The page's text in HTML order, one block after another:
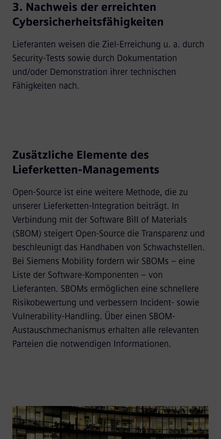
3. Nachweis der erreichten
Cybersicherheitsfähigkeiten
Lieferanten weisen die Ziel-Erreichung u. a. durch
Security-Tests sowie durch Dokumentation
und/oder Demonstration ihrer technischen
Fähigkeiten nach.
Zusätzliche Elemente des
Lieferketten-Managements
Open-Source ist eine weitere Methode, die zu
unserer Lieferketten-Integration beiträgt. In
Verbindung mit der Software Bill of Materials
(SBOM) steigert Open-Source die Transparenz und
beschleunigt das Handhaben von Schwachstellen.
Bei Siemens Mobility fordern wir SBOMs – eine
Liste der Software-Komponenten – von
Lieferanten. SBOMs ermöglichen eine schnellere
Risikobewertung und verbessern Incident- sowie
Vulnerability-Handling. Über einen SBOM-
Austauschmechanismus erhalten alle relevanten
Parteien die notwendigen Informationen.